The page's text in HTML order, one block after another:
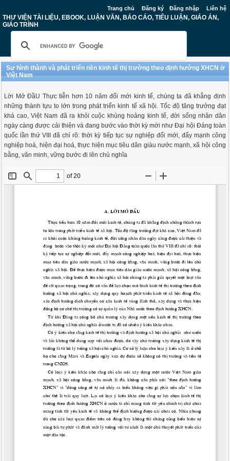
Trang chủ Đăng ký Đăng nhập Liên hệ
THƯ VIỆN TÀI LIỆU, EBOOK, LUẬN VĂN, BÁO CÁO, TIỂU LUẬN, GIÁO ÁN,
GIÁO TRÌNH
Sự hình thành và phát triển nền kinh tế thị trường theo định hướng XHCN ở
Việt Nam
Lời Mở ĐầU Thực tiễn hơn 10 năm đổi mới kinh tế, chúng ta đã khẳng định
những thành tựu to lớn trong phát triển kinh tế xã hội. Tốc độ tăng trưởng đạt
khá cao, Việt Nam đã ra khỏi cuộc khủng hoảng kinh tế, đời sống nhân dân
ngày càng được cải thiện và đang bước vào thời kỳ mới như Đại hội Đảng toàn
quốc lần thứ VIII đã chỉ rõ: thời kỳ tiếp tục sự nghiệp đổi mới, đẩy mạnh công
nghiệp hoá, hiện đại hoá, thực hiện mục tiêu dân giàu nước mạnh, xã hội công
bằng, văn minh, vững bước đi lên chủ nghĩa